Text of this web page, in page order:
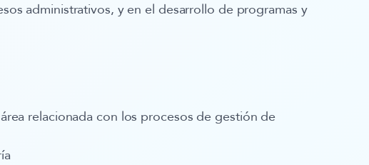
administrativos, y en el desarrollo de programas y
relacionada con los procesos de gestión de